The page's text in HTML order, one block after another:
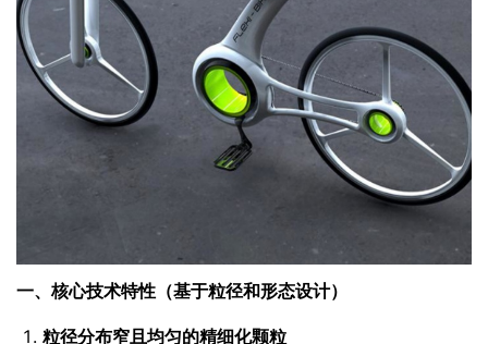
一、核心技术特性（基于粒径和形态设计）
粒径分布窄且均匀的精细化颗粒